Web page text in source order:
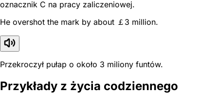
oznacznik C na pracy zaliczeniowej.
He overshot the mark by about ￡3 million.
Przekroczył pułap o około 3 miliony funtów.
Przykłady z życia codziennego